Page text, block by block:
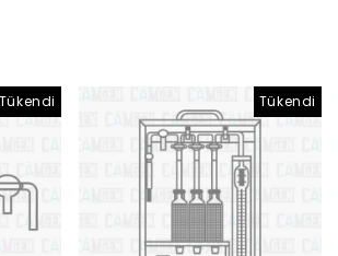
Tükendi Tükendi